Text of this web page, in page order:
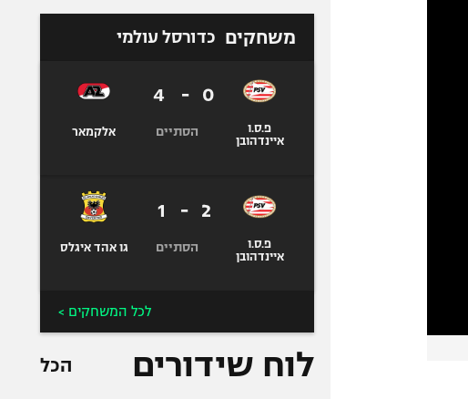
משחקים כדורסל עולמי
פ.ס.ו
איינדהובן
0
-
4
הסתיים אלקמאר
פ.ס.ו
איינדהובן
2
-
1
הסתיים גו אהד איגלס
לכל המשחקים >
לוח שידורים הכל